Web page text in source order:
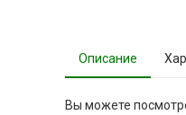
Описание
Вы можете